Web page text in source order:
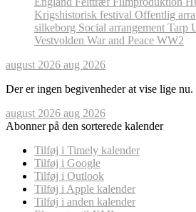
Krigshistorisk festival Offentlig
silkeborg Social arrangement Tarp
Vestvolden War and Peace WW2
august 2026 aug 2026
Der er ingen begivenheder at vise lige nu.
august 2026 aug 2026
Abonner på den sorterede kalender
Tilføj i Timely kalender
Tilføj i Google
Tilføj i Outlook
Tilføj i Apple kalender
Tilføj i anden kalender